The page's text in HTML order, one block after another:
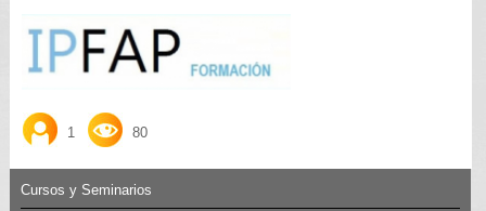
1 80
Cursos y Seminarios